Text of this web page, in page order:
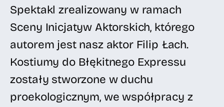
Spektakl zrealizowany w ramach
Sceny Inicjatyw Aktorskich, którego
autorem jest nasz aktor Filip Łach.
Kostiumy do Błękitnego Expressu
zostały stworzone w duchu
proekologicznym, we współpracy z